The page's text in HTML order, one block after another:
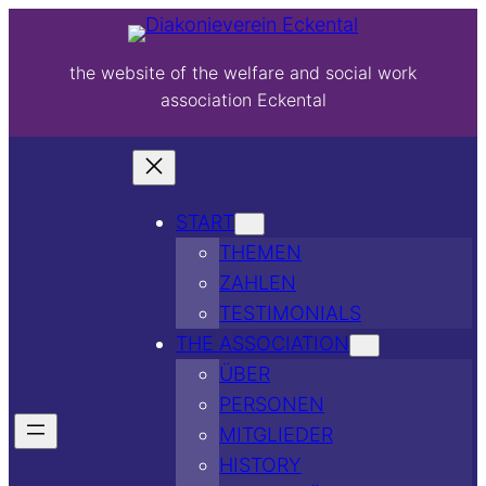
the website of the welfare and social work
association Eckental
START
THEMEN
ZAHLEN
TESTIMONIALS
THE ASSOCIATION
ÜBER
PERSONEN
MITGLIEDER
HISTORY